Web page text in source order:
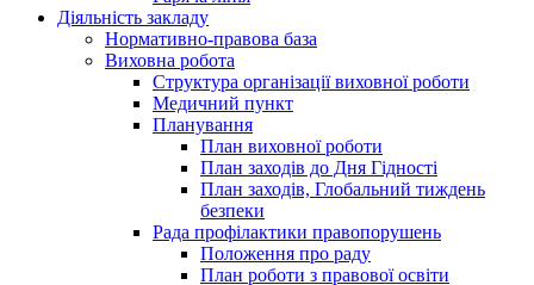
Діяльність закладу
Нормативно-правова база
Виховна робота
Структура організації виховної роботи
Медичний пункт
Планування
План виховної роботи
План заходів до Дня Гідності
План заходів, Глобальний тиждень
безпеки
Рада профілактики правопорушень
Положення про раду
План роботи з правової освіти